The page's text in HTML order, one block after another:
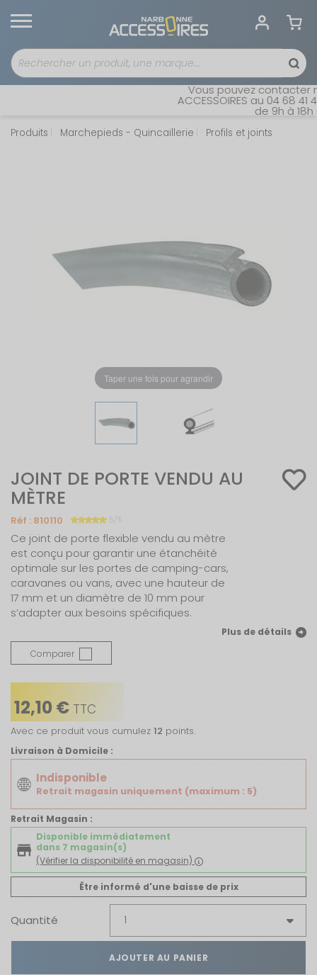
Vous pouvez contacter
ACCESSOIRES au 04 68 41
de 9h à 18h
Produits Marchepieds - Quincaillerie Profils et joints
Taper une fois pour agrandir
JOINT DE PORTE VENDU AU
MÈTRE
Réf : 810110 5/5
Ce joint de porte flexible vendu au mètre
est conçu pour garantir une étanchéité
optimale sur les portes de camping-cars,
caravanes ou vans, avec une hauteur de
17 mm et un diamètre de 10 mm pour
s’adapter aux besoins spécifiques.
Plus de détails
Comparer
12,10 € TTC
Avec ce produit vous cumulez 12 points.
Livraison à Domicile :
Indisponible
Retrait magasin uniquement (maximum : 5)
Retrait Magasin :
Disponible immédiatement
dans 7 magasin(s)
(Vérifier la disponibilité en magasin)
Être informé d'une baisse de prix
Quantité
AJOUTER AU PANIER